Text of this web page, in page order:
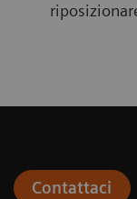
Contattaci